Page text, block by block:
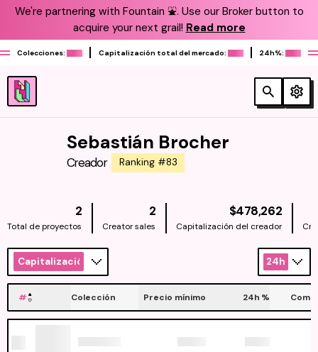
We're partnering with Fountain ⛲️. Use our Broker button to
acquire your next grail! Read more
Colecciones: Capitalización total del mercado: 24h%:
Sebastián Brocher
Creador Ranking #83
2
Total de proyectos
2
Creator sales
$478,262
Capitalización del creador
Capitalización 24h
# Colección Precio mínimo 24h %